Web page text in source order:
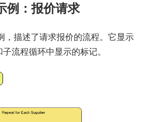
例：报价请求
，描述了请求报价的流程。它显示
流程循环中显示的标记。